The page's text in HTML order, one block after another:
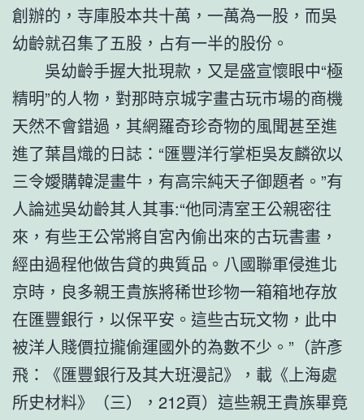
創辦的，寺庫股本共十萬，一萬為一股，而吳
幼齡就召集了五股，占有一半的股份。
吳幼齡手握大批現款，又是盛宣懷眼中“極
精明”的人物，對那時京城字畫古玩市場的商機
天然不會錯過，其網羅奇珍奇物的風聞甚至進
進了葉昌熾的日誌：“匯豐洋行掌柜吳友麟欲以
三令嬡購韓湜畫牛，有高宗純天子御題者。”有
人論述吳幼齡其人其事:“他同清室王公親密往
來，有些王公常將自宮內偷出來的古玩書畫，
經由過程他做告貸的典質品。八國聯軍侵進北
京時，良多親王貴族將稀世珍物一箱箱地存放
在匯豐銀行，以保平安。這些古玩文物，此中
被洋人賤價拉攏偷運國外的為數不少。”（許彥
飛：《匯豐銀行及其大班漫記》，載《上海處
所史材料》（三），212頁）這些親王貴族畢竟